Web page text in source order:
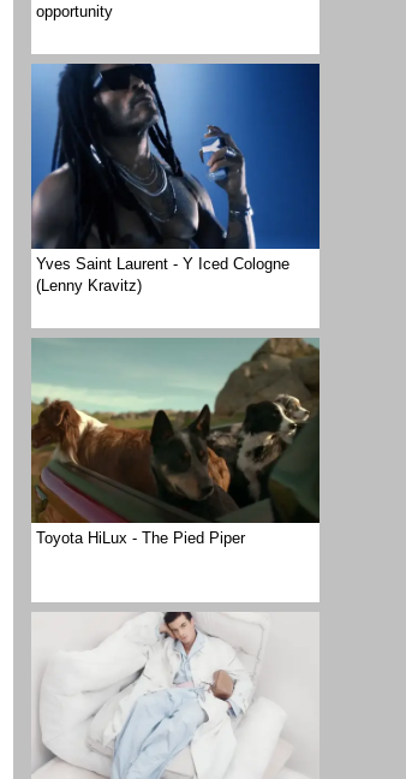
opportunity
Yves Saint Laurent - Y Iced Cologne
(Lenny Kravitz)
Toyota HiLux - The Pied Piper